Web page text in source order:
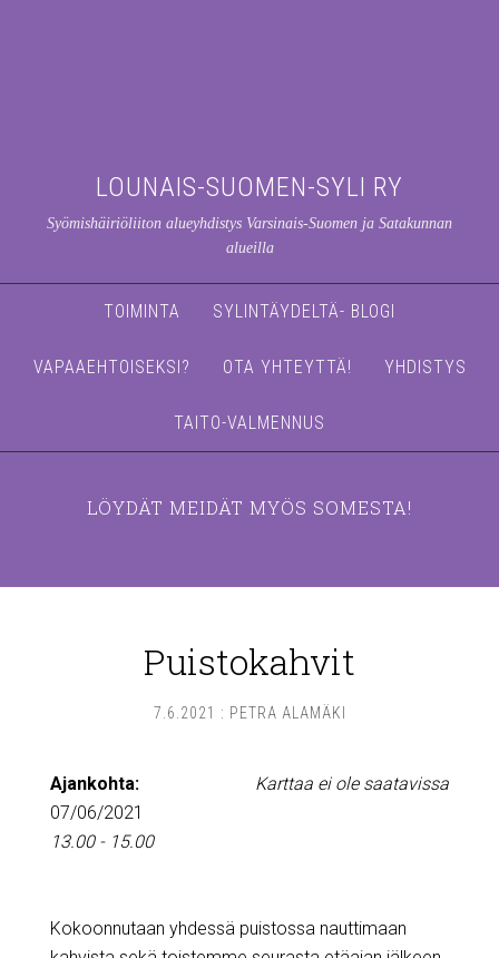
LOUNAIS-SUOMEN-SYLI RY
Syömishäiriöliiton alueyhdistys Varsinais-Suomen ja Satakunnan
alueilla
TOIMINTA SYLINTÄYDELTÄ- BLOGI
VAPAAEHTOISEKSI? OTA YHTEYTTÄ! YHDISTYS
TAITO-VALMENNUS
LÖYDÄT MEIDÄT MYÖS SOMESTA!
Puistokahvit
7.6.2021 : PETRA ALAMÄKI
Karttaa ei ole saatavissa
Ajankohta:
07/06/2021
13.00 - 15.00
Kokoonnutaan yhdessä puistossa nauttimaan